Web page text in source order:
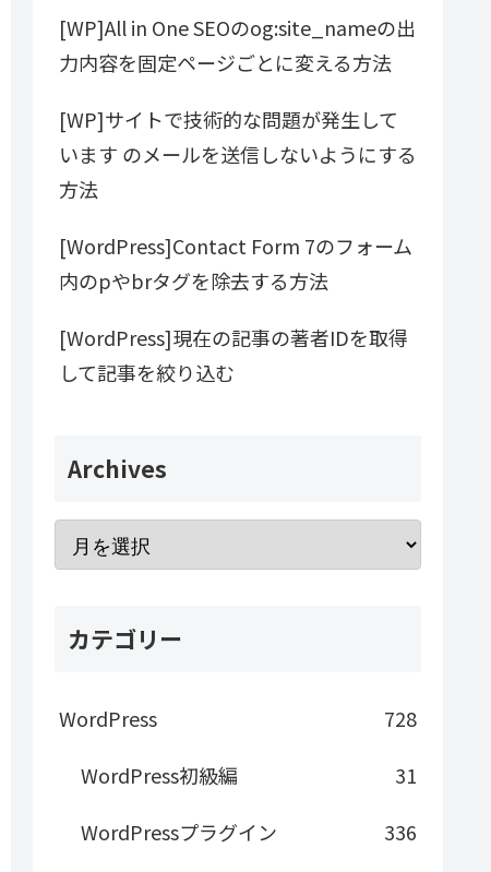
[WP]All in One SEOのog:site_nameの出
力内容を固定ページごとに変える方法
[WP]サイトで技術的な問題が発生して
います のメールを送信しないようにする
方法
[WordPress]Contact Form 7のフォーム
内のpやbrタグを除去する方法
[WordPress]現在の記事の著者IDを取得
して記事を絞り込む
Archives
カテゴリー
WordPress
728
WordPress初級編
31
WordPressプラグイン
336